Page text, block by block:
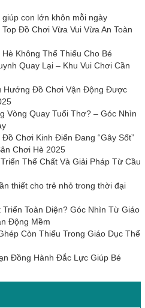
con lớn khôn mỗi ngày
Đồ Chơi Vừa Vui Vừa An Toàn
Không Thể Thiếu Cho Bé
Quay Lại – Khu Vui Chơi Cần
Hướng Đồ Chơi Vận Động Được
Vòng Quay Tuổi Thơ? – Góc Nhìn
Chơi Kinh Điển Đang “Gây Sốt”
Chơi Hè 2025
Thể Chất Và Giải Pháp Từ Cầu
thiết cho trẻ nhỏ trong thời đại
Toàn Diện? Góc Nhìn Từ Giáo
Động Mềm
Còn Thiếu Trong Giáo Dục Thể
Đồng Hành Đắc Lực Giúp Bé